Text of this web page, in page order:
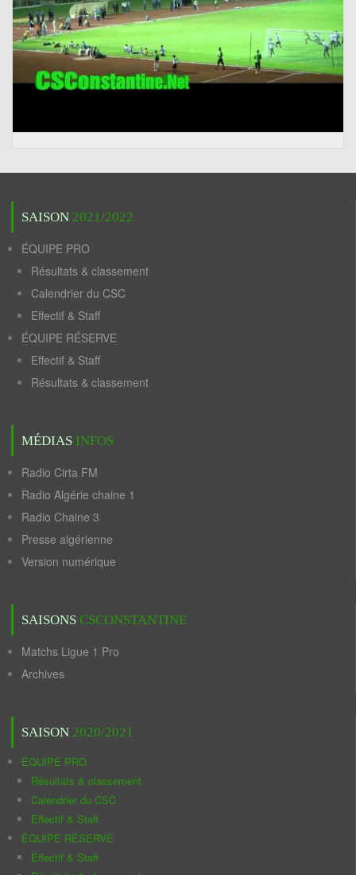
SAISON 2021/2022
ÉQUIPE PRO
Résultats & classement
Calendrier du CSC
Effectif & Staff
ÉQUIPE RÉSERVE
Effectif & Staff
Résultats & classement
MÉDIAS INFOS
Radio Cirta FM
Radio Algérie chaine 1
Radio Chaine 3
Presse algérienne
Version numérique
SAISONS CSCONSTANTINE
Matchs Ligue 1 Pro
Archives
SAISON 2020/2021
ÉQUIPE PRO
Résultats & classement
Calendrier du CSC
Effectif & Staff
ÉQUIPE RÉSERVE
Effectif & Staff